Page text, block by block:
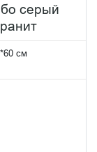
серый
см